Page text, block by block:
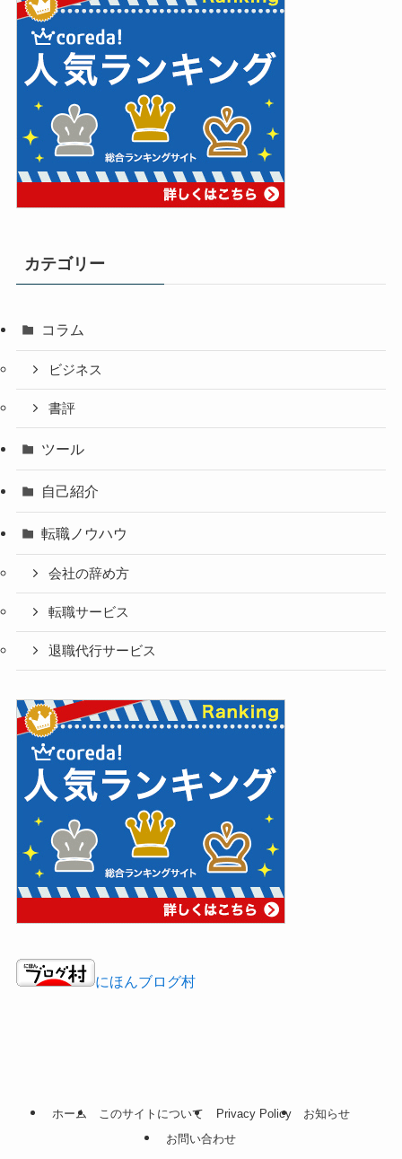
カテゴリー
コラム
ビジネス
書評
ツール
自己紹介
転職ノウハウ
会社の辞め方
転職サービス
退職代行サービス
にほんブログ村
ホーム このサイトについて Privacy Policy
お知らせ
お問い合わせ